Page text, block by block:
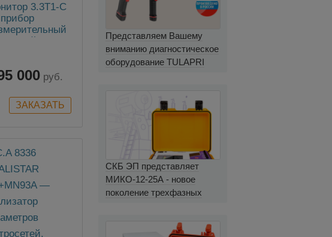
3.3T1-C
000 руб.
Представляем Вашему
вниманию диагностическое
оборудование TULAPRI
СКБ ЭП представляет
МИКО-12-25А - новое
поколение трехфазных